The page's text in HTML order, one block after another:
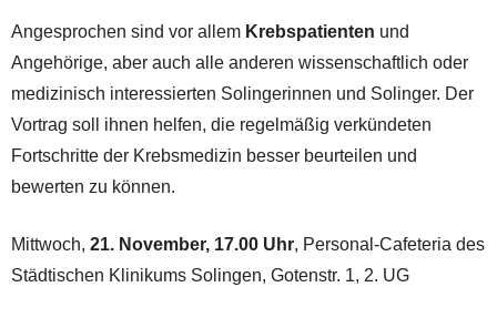
Angesprochen sind vor allem Krebspatienten und
Angehörige, aber auch alle anderen wissenschaftlich oder
medizinisch interessierten Solingerinnen und Solinger. Der
Vortrag soll ihnen helfen, die regelmäßig verkündeten
Fortschritte der Krebsmedizin besser beurteilen und
bewerten zu können.
Mittwoch, 21. November, 17.00 Uhr, Personal-Cafeteria des
Städtischen Klinikums Solingen, Gotenstr. 1, 2. UG